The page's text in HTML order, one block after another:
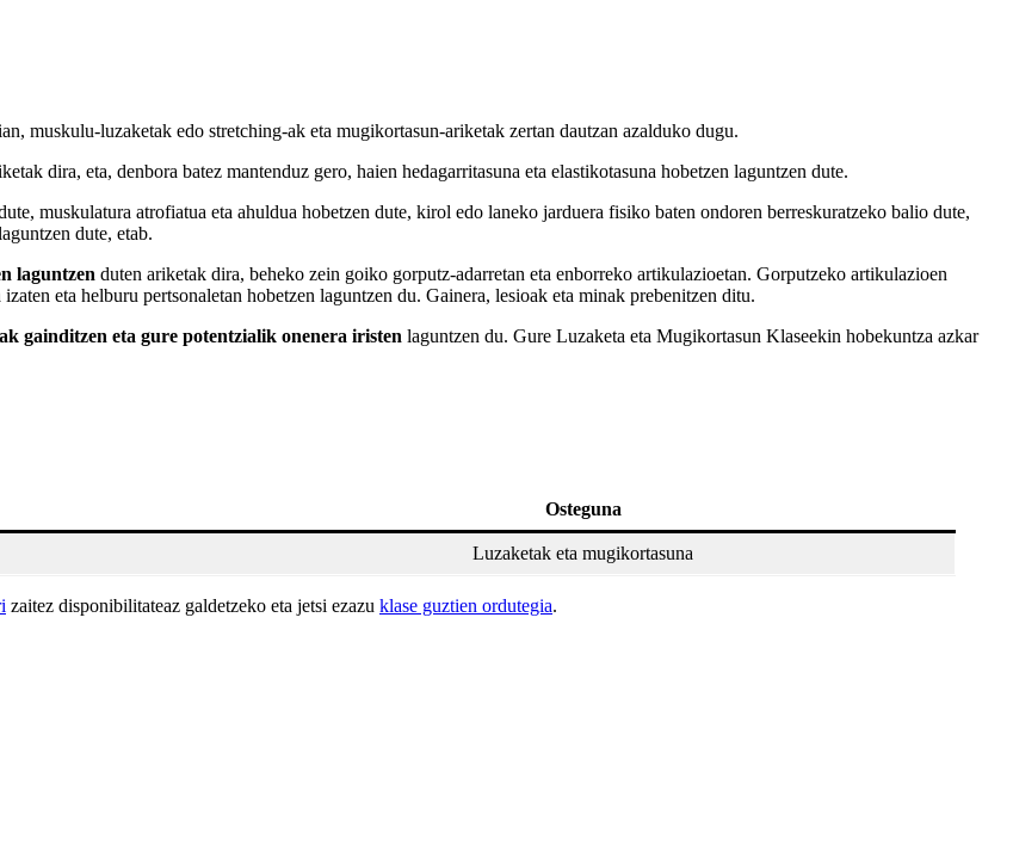
muskulu-luzaketak edo stretching-ak eta mugikortasun-ariketak zertan dautzan azalduko dugu.
dira, eta, denbora batez mantenduz gero, haien hedagarritasuna eta elastikotasuna hobetzen laguntzen dute.
muskulatura atrofiatua eta ahuldua hobetzen dute, kirol edo laneko jarduera fisiko baten ondoren berreskuratzeko balio dute,
dute, etab.
laguntzen duten ariketak dira, beheko zein goiko gorputz-adarretan eta enborreko artikulazioetan. Gorputzeko artikulazioen
eta helburu pertsonaletan hobetzen laguntzen du. Gainera, lesioak eta minak prebenitzen ditu.
gainditzen eta gure potentzialik onenera iristen laguntzen du. Gure Luzaketa eta Mugikortasun Klaseekin hobekuntza azkar
Osteguna
Luzaketak eta mugikortasuna
zaitez disponibilitateaz galdetzeko eta jetsi ezazu klase guztien ordutegia.